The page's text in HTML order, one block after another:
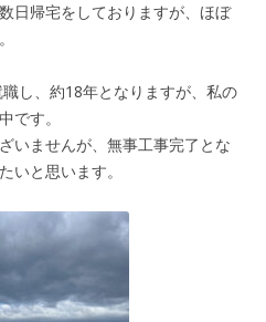
日帰宅をしておりますが、ほぼ
し、約18年となりますが、私の
です。
いませんが、無事工事完了とな
いと思います。